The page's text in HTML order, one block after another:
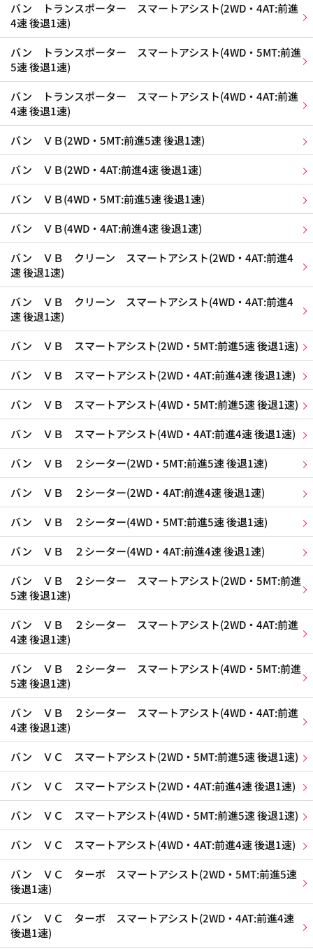
バン トランスポーター スマートアシスト(2WD・4AT:前進
4速 後退1速)
バン トランスポーター スマートアシスト(4WD・5MT:前進
5速 後退1速)
バン トランスポーター スマートアシスト(4WD・4AT:前進
4速 後退1速)
バン ＶＢ(2WD・5MT:前進5速 後退1速)
バン ＶＢ(2WD・4AT:前進4速 後退1速)
バン ＶＢ(4WD・5MT:前進5速 後退1速)
バン ＶＢ(4WD・4AT:前進4速 後退1速)
バン ＶＢ クリーン スマートアシスト(2WD・4AT:前進4
速 後退1速)
バン ＶＢ クリーン スマートアシスト(4WD・4AT:前進4
速 後退1速)
バン ＶＢ スマートアシスト(2WD・5MT:前進5速 後退1速)
バン ＶＢ スマートアシスト(2WD・4AT:前進4速 後退1速)
バン ＶＢ スマートアシスト(4WD・5MT:前進5速 後退1速)
バン ＶＢ スマートアシスト(4WD・4AT:前進4速 後退1速)
バン ＶＢ ２シーター(2WD・5MT:前進5速 後退1速)
バン ＶＢ ２シーター(2WD・4AT:前進4速 後退1速)
バン ＶＢ ２シーター(4WD・5MT:前進5速 後退1速)
バン ＶＢ ２シーター(4WD・4AT:前進4速 後退1速)
バン ＶＢ ２シーター スマートアシスト(2WD・5MT:前進
5速 後退1速)
バン ＶＢ ２シーター スマートアシスト(2WD・4AT:前進
4速 後退1速)
バン ＶＢ ２シーター スマートアシスト(4WD・5MT:前進
5速 後退1速)
バン ＶＢ ２シーター スマートアシスト(4WD・4AT:前進
4速 後退1速)
バン ＶＣ スマートアシスト(2WD・5MT:前進5速 後退1速)
バン ＶＣ スマートアシスト(2WD・4AT:前進4速 後退1速)
バン ＶＣ スマートアシスト(4WD・5MT:前進5速 後退1速)
バン ＶＣ スマートアシスト(4WD・4AT:前進4速 後退1速)
バン ＶＣ ターボ スマートアシスト(2WD・5MT:前進5速
後退1速)
バン ＶＣ ターボ スマートアシスト(2WD・4AT:前進4速
後退1速)